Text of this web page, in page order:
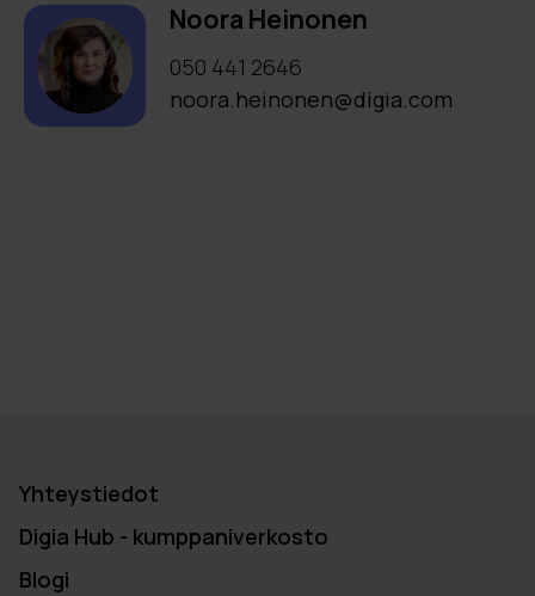
Noora Heinonen
050 441 2646
noora.heinonen@digia.com
Yhteystiedot
Digia Hub - kumppaniverkosto
Blogi